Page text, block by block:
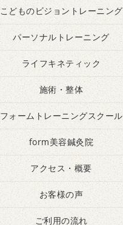
こどものビジョントレーニング
パーソナルトレーニング
ライフキネティック
施術・整体
フォームトレーニングスクール
form美容鍼灸院
アクセス・概要
お客様の声
ご利用の流れ